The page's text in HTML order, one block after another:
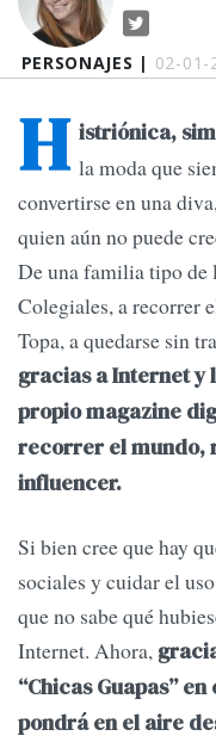
PERSONAJES | 02-01-
H istriónica,
la moda que
convertirse en una
quien aún no puede
De una familia tipo de
Colegiales, a recorrer
Topa, a quedarse sin
gracias a Internet y
propio magazine
recorrer el mundo,
influencer.
Si bien cree que hay
sociales y cuidar el
que no sabe qué
Internet. Ahora,
“Chicas Guapas”
pondrá en el aire